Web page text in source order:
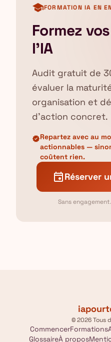
schoolFORMATION IA EN
Formez
l'IA
Audit gratuit de
évaluer la
organisation et
d'action concret.
verifiedRepartez avec au
actionnables —
coûtent rien.
eventRéserver
Sans
© 2026 Tous
CommencerFormations
GlossaireÀ propos